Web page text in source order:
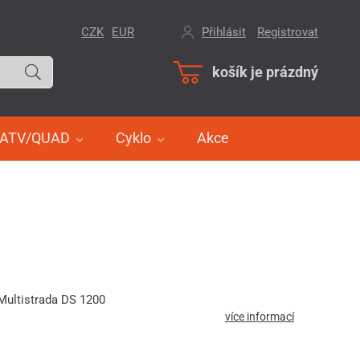
košík je prázdný
ATV/QUAD Cyklo Akce
CZK EUR Přihlásit Registrovat
DS 1200
více informací